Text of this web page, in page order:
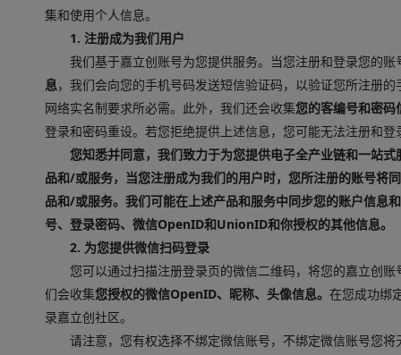
集和使用个人信息。
1. 注册成为我们用户
我们基于嘉立创账号为您提供服务。当您注册和登录您的
息，我们会向您的手机号码发送短信验证码，以验证您所注册
网络实名制要求所必需。此外，我们还会收集您的客编号和密码
登录和密码重设。若您拒绝提供上述信息，您可能无法注册和
您知悉并同意，我们致力于为您提供电子全产业链和一站
品和/或服务，当您注册成为我们的用户时，您所注册的账号将
品和/或服务。我们可能在上述产品和服务中同步您的账户信息
号、登录密码、微信OpenID和UnionID和你授权的其他信息。
2. 为您提供微信扫码登录
您可以通过扫描注册登录页的微信二维码，将您的嘉立创
们会收集您授权的微信OpenID、昵称、头像信息。 在您成功绑
录嘉立创社区。
请注意，您有权选择不绑定微信账号，不绑定微信账号您